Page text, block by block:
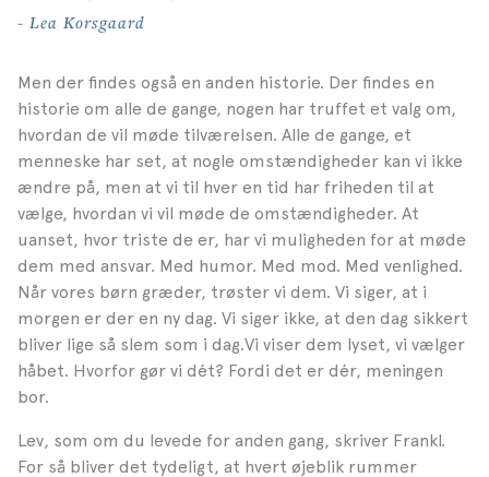
- Lea Korsgaard
Men der findes også en anden historie. Der findes en
historie om alle de gange, nogen har truffet et valg om,
hvordan de vil møde tilværelsen. Alle de gange, et
menneske har set, at nogle omstændigheder kan vi ikke
ændre på, men at vi til hver en tid har friheden til at
vælge, hvordan vi vil møde de omstændigheder. At
uanset, hvor triste de er, har vi muligheden for at møde
dem med ansvar. Med humor. Med mod. Med venlighed.
Når vores børn græder, trøster vi dem. Vi siger, at i
morgen er der en ny dag. Vi siger ikke, at den dag sikkert
bliver lige så slem som i dag.Vi viser dem lyset, vi vælger
håbet. Hvorfor gør vi dét? Fordi det er dér, meningen
bor.
Lev, som om du levede for anden gang, skriver Frankl.
For så bliver det tydeligt, at hvert øjeblik rummer